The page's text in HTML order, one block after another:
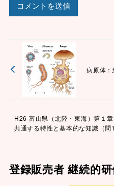
病原体
H26 富山県（北陸・東海）第１
共通する特性と基本的な知識（問
登録販売者 継続的